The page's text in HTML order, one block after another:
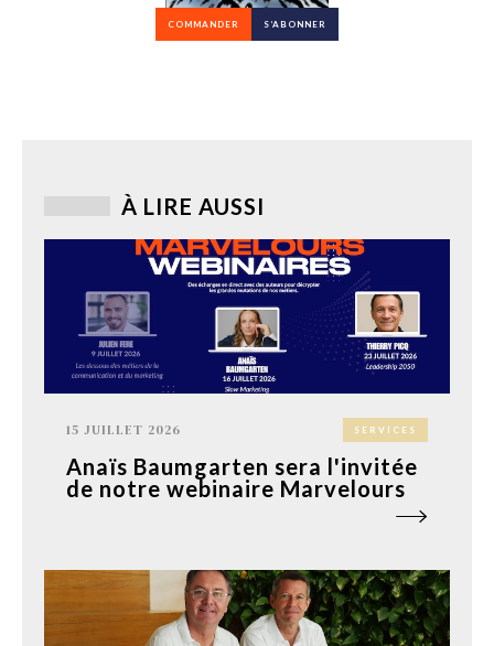
COMMANDER S’ABONNER
À LIRE AUSSI
15 JUILLET 2026 SERVICES
Anaïs Baumgarten sera l'invitée
de notre webinaire Marvelours